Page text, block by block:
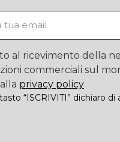
al ricevimento della
commerciali sul
privacy policy
“ISCRIVITI” dichiaro di